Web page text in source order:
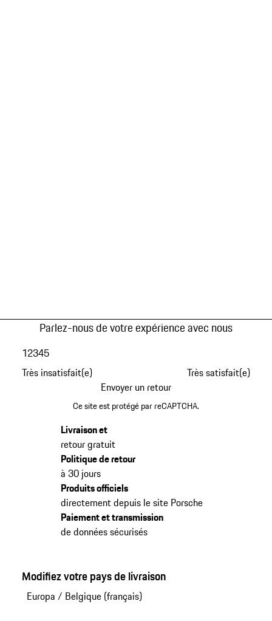
Parlez-nous de votre expérience avec nous
Très insatisfait(e)
12345
Très satisfait(e)
Envoyer un retour
Ce site est protégé par reCAPTCHA.
Livraison et
retour gratuit
Politique de retour
à 30 jours
Produits officiels
directement depuis le site Porsche
Paiement et transmission
de données sécurisés
Modifiez votre pays de livraison
Europa / Belgique (français)